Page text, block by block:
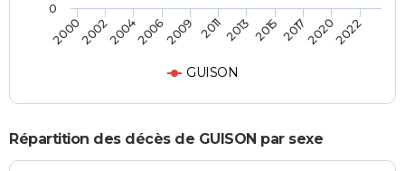
GUISON
20002002200420062009 20112013 2015 201720202022
0
Répartition des décès de GUISON par sexe